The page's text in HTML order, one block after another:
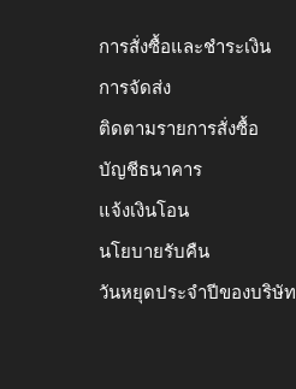
การสั่งซื้อและชำระเงิน
การจัดส่ง
ติดตามรายการสั่งซื้อ
บัญชีธนาคาร
แจ้งเงินโอน
นโยบายรับคืน
วันหยุดประจำปีของบริษัท